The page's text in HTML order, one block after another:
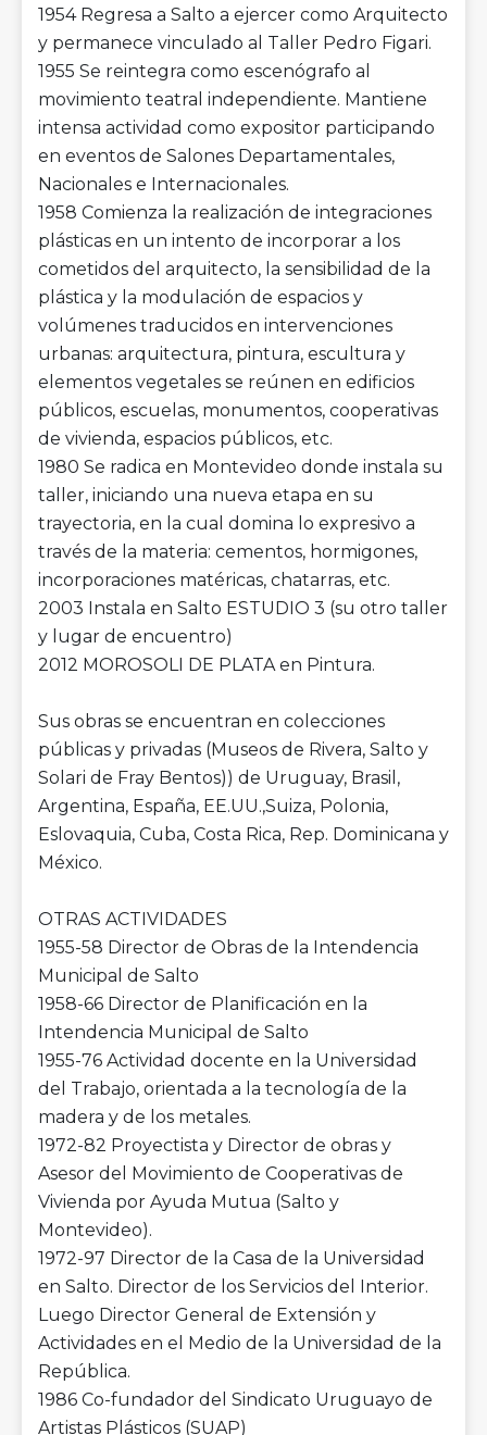
1954 Regresa a Salto a ejercer como Arquitecto
y permanece vinculado al Taller Pedro Figari.
1955 Se reintegra como escenógrafo al
movimiento teatral independiente. Mantiene
intensa actividad como expositor participando
en eventos de Salones Departamentales,
Nacionales e Internacionales.
1958 Comienza la realización de integraciones
plásticas en un intento de incorporar a los
cometidos del arquitecto, la sensibilidad de la
plástica y la modulación de espacios y
volúmenes traducidos en intervenciones
urbanas: arquitectura, pintura, escultura y
elementos vegetales se reúnen en edificios
públicos, escuelas, monumentos, cooperativas
de vivienda, espacios públicos, etc.
1980 Se radica en Montevideo donde instala su
taller, iniciando una nueva etapa en su
trayectoria, en la cual domina lo expresivo a
través de la materia: cementos, hormigones,
incorporaciones matéricas, chatarras, etc.
2003 Instala en Salto ESTUDIO 3 (su otro taller
y lugar de encuentro)
2012 MOROSOLI DE PLATA en Pintura.
Sus obras se encuentran en colecciones
públicas y privadas (Museos de Rivera, Salto y
Solari de Fray Bentos)) de Uruguay, Brasil,
Argentina, España, EE.UU.,Suiza, Polonia,
Eslovaquia, Cuba, Costa Rica, Rep. Dominicana y
México.
OTRAS ACTIVIDADES
1955-58 Director de Obras de la Intendencia
Municipal de Salto
1958-66 Director de Planificación en la
Intendencia Municipal de Salto
1955-76 Actividad docente en la Universidad
del Trabajo, orientada a la tecnología de la
madera y de los metales.
1972-82 Proyectista y Director de obras y
Asesor del Movimiento de Cooperativas de
Vivienda por Ayuda Mutua (Salto y
Montevideo).
1972-97 Director de la Casa de la Universidad
en Salto. Director de los Servicios del Interior.
Luego Director General de Extensión y
Actividades en el Medio de la Universidad de la
República.
1986 Co-fundador del Sindicato Uruguayo de
Artistas Plásticos (SUAP)